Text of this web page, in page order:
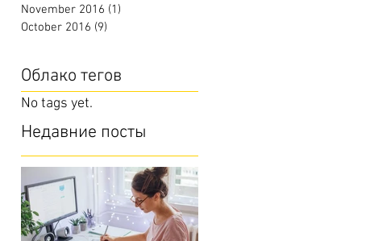
November 2016 (1)
October 2016 (9)
Облако тегов
No tags yet.
Недавние посты